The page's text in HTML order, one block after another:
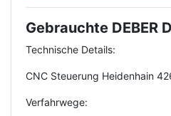
Description
Gebrauchte DEBER
Technische Details:
CNC Steuerung Heidenhain
Verfahrwege: